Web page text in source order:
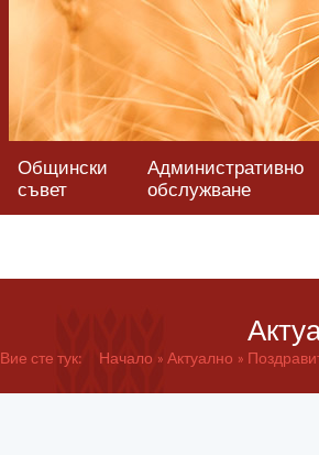
Общински
съвет
Административно
обслужване
Вие сте тук: Начало Актуално